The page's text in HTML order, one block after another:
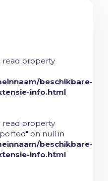
property
beschikbare-
info.html
property
on null in
beschikbare-
info.html